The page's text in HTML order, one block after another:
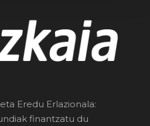
Eredu Erlazionala:
finantzatu du